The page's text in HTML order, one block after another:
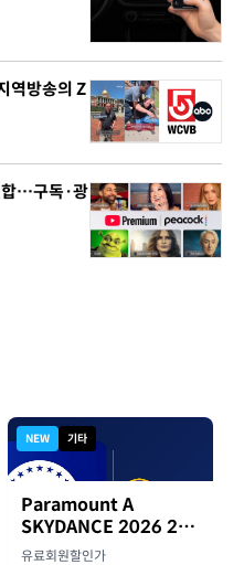
역방송의 Z
합…구독·광
NEW 기타
Paramount A
SKYDANCE 2026 2분
기 실적
유료회원할인가